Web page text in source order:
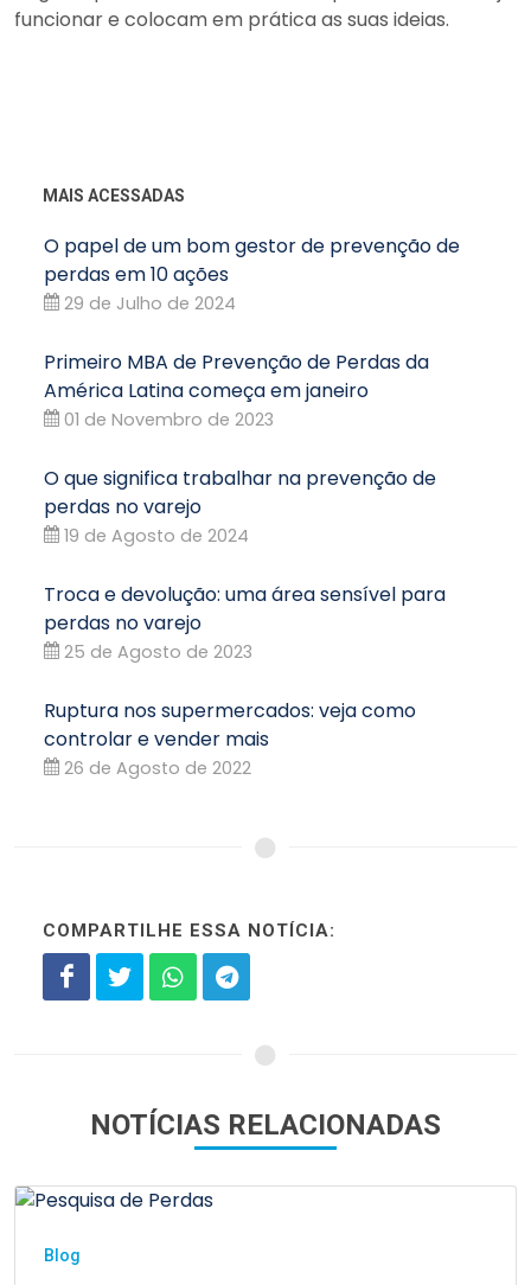
funcionar e colocam em prática as suas ideias.
MAIS ACESSADAS
O papel de um bom gestor de prevenção de
perdas em 10 ações
29 de Julho de 2024
Primeiro MBA de Prevenção de Perdas da
América Latina começa em janeiro
01 de Novembro de 2023
O que significa trabalhar na prevenção de
perdas no varejo
19 de Agosto de 2024
Troca e devolução: uma área sensível para
perdas no varejo
25 de Agosto de 2023
Ruptura nos supermercados: veja como
controlar e vender mais
26 de Agosto de 2022
COMPARTILHE ESSA NOTÍCIA:
NOTÍCIAS RELACIONADAS
Blog